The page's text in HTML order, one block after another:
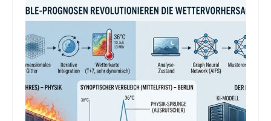
Die Kältepole der Nordhalbkugel: Kanadische
Arktis und Sibirien
Ellesmere Island – Die nördlichste Wildnis
Kanadas
Die Natur der Hudson-Bay und umliegender
Regionen